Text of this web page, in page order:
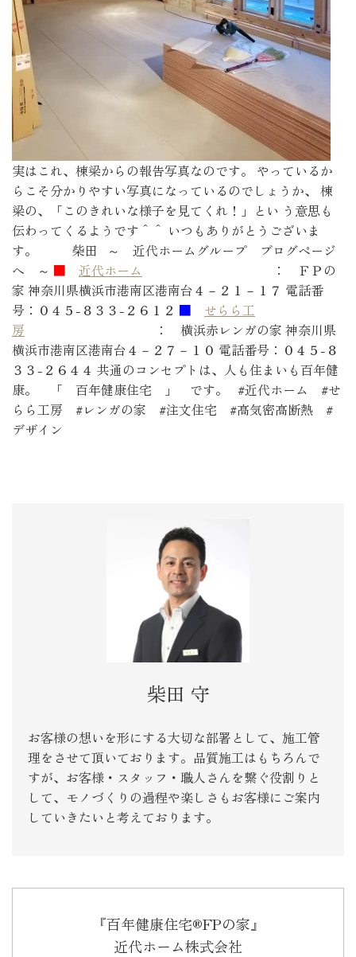
実はこれ、棟梁からの報告写真なのです。 やっているか
らこそ分かりやすい写真になっているのでしょうか、 棟
梁の、「このきれいな様子を見てくれ！」とい う意思も
伝わってくるようです＾＾ いつもありがとうございま
す。 柴田 ～ 近代ホームグループ ブログページ
へ ～ ■ 近代ホーム
： ＦＰの
家 神奈川県横浜市港南区港南台４－２１－１７ 電話番
号：０４５-８３３-２６１２ ■
せらら工
房 ： 横浜赤レンガの家 神奈川県
横浜市港南区港南台４－２７－１０ 電話番号：０４５-８
３３-２６４４ 共通のコンセプトは、人も住まいも百年健
康。 「 百年健康住宅 」 です。 #近代ホーム #せ
らら工房 #レンガの家 #注文住宅 #高気密高断熱 #
デザイン
柴田 守
お客様の想いを形にする大切な部署として、施工管
理をさせて頂いております。品質施工はもちろんで
すが、お客様・スタッフ・職人さんを繋ぐ役割りと
して、モノづくりの過程や楽しさもお客様にご案内
していきたいと考えております。
『百年健康住宅®FPの家』
近代ホーム株式会社